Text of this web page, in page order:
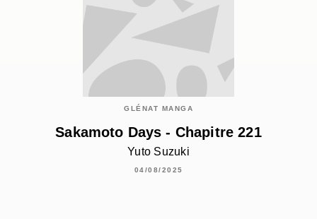
GLÉNAT MANGA
Sakamoto Days - Chapitre 221
Yuto Suzuki
04/08/2025